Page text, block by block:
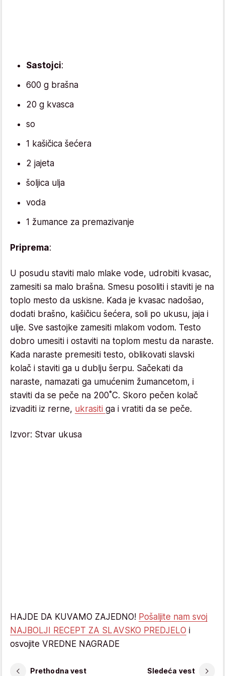
Sastojci:
600 g brašna
20 g kvasca
so
1 kašičica šećera
2 jajeta
šoljica ulja
voda
1 žumance za premazivanje
Priprema:
U posudu staviti malo mlake vode, udrobiti kvasac,
zamesiti sa malo brašna. Smesu posoliti i staviti je na
toplo mesto da uskisne. Kada je kvasac nadošao,
dodati brašno, kašičicu šećera, soli po ukusu, jaja i
ulje. Sve sastojke zamesiti mlakom vodom. Testo
dobro umesiti i ostaviti na toplom mestu da naraste.
Kada naraste premesiti testo, oblikovati slavski
kolač i staviti ga u dublju šerpu. Sačekati da
naraste, namazati ga umućenim žumancetom, i
staviti da se peče na 200˚C. Skoro pečen kolač
izvaditi iz rerne, ukrasiti ga i vratiti da se peče.
Izvor: Stvar ukusa
HAJDE DA KUVAMO ZAJEDNO! Pošaljite nam svoj
NAJBOLJI RECEPT ZA SLAVSKO PREDJELO i
osvojite VREDNE NAGRADE
Prethodna vest Sledeća vest